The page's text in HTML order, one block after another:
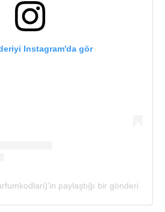
Instagram'da gör
paylaştığı bir gönderi